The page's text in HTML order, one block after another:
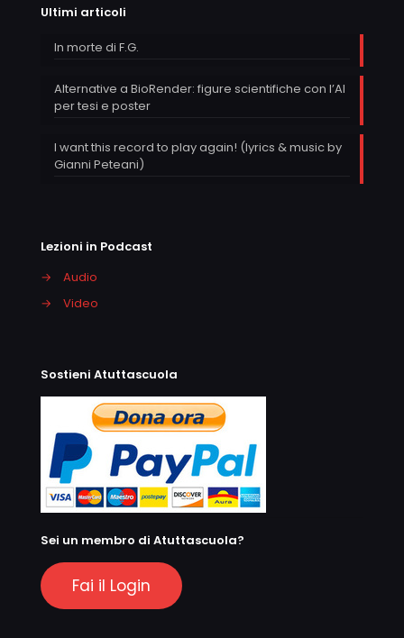
Ultimi articoli
In morte di F.G.
Alternative a BioRender: figure scientifiche con l’AI
per tesi e poster
I want this record to play again! (lyrics & music by
Gianni Peteani)
Lezioni in Podcast
→
Audio
→
Video
Sostieni Atuttascuola
Sei un membro di Atuttascuola?
Fai il Login